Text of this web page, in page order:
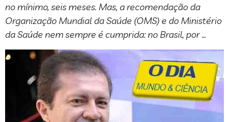
no mínimo, seis meses. Mas, a recomendação da
Organização Mundial da Saúde (OMS) e do Ministério
da Saúde nem sempre é cumprida: no Brasil, por …